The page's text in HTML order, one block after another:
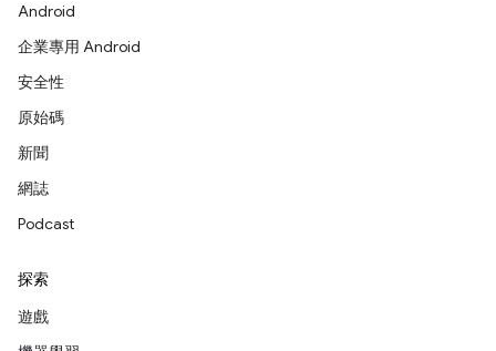
Android
企業專用 Android
安全性
原始碼
新聞
網誌
Podcast
探索
遊戲